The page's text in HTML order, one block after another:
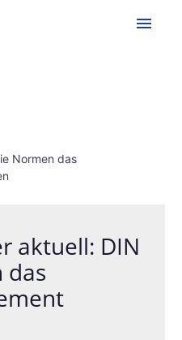
Normen das
aktuell: DIN
das